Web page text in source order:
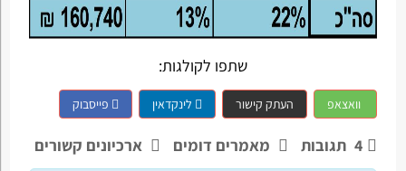
שתפו לקולגות:
וואצאפ העתק קישור לינקדאין פייסבוק
4 תגובות מאמרים דומים ארכיונים קשורים